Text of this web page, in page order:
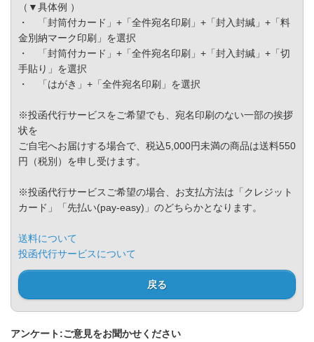
（▼具体例 ）
・ 「封筒付カード」+「全件宛名印刷」+「封入封緘」+「料
金別納マーク印刷」を選択
・ 「封筒付カード」+「全件宛名印刷」+「封入封緘」+「切
手貼り」を選択
・ 「はがき」+「全件宛名印刷」を選択
※投函代行サービスをご希望でも、宛名印刷のない一部の挨拶
状を
ご自宅へお届けする場合で、税込5,000円未満の商品は送料550
円（税別）を申し受けます。
※投函代行サービスご希望の場合、お支払方法は「クレジット
カード」「先払い(pay-easy)」のどちらかとなります。
送料について
投函代行サービスについて
戻る
アンケート:ご意見をお聞かせください